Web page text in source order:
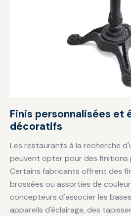
Finis personnalisées et
décoratifs
Les restaurants à la recherche
peuvent opter pour des finitions
Certains fabricants offrent des
brossées ou assorties de
concepteurs d'associer les
appareils d'éclairage, des